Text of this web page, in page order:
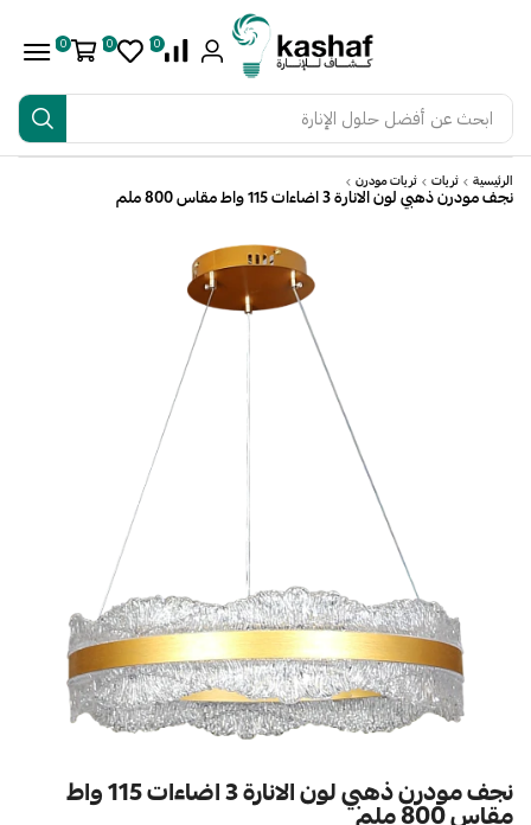
ابحث عن أفضل حلول الإنارة
0
0
0
الرئيسية ثريات ثريات مودرن
نجف مودرن ذهبي لون الانارة 3 اضاءات 115 واط مقاس 800 ملم
نجف مودرن ذهبي لون الانارة 3 اضاءات 115 واط